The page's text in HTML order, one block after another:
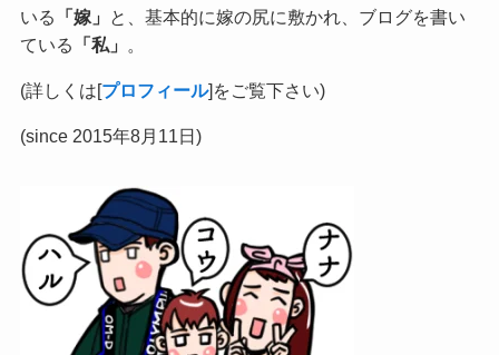
いる
「嫁」
と、基本的に嫁の尻に敷かれ、ブログを書い
ている
「私」 。
(詳しくは[プロフィール]をご覧下さい)
(since 2015年8月11日)